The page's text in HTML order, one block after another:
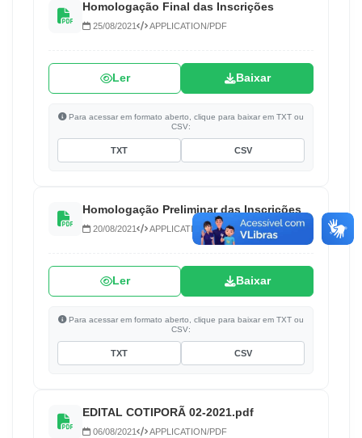
Homologação Final das Inscrições
25/08/2021 APPLICATION/PDF
Ler Baixar
Para acessar em formato aberto, clique para baixar em TXT ou
CSV:
TXT CSV
Homologação Preliminar das Inscrições
20/08/2021 APPLICATION/PDF
Ler Baixar
Para acessar em formato aberto, clique para baixar em TXT ou
CSV:
TXT CSV
EDITAL COTIPORÃ 02-2021.pdf
06/08/2021 APPLICATION/PDF